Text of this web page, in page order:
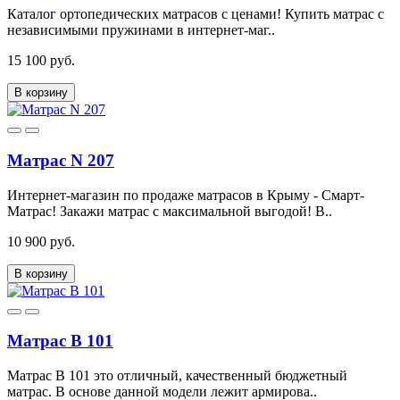
Каталог ортопедических матрасов с ценами! Купить матрас с
независимыми пружинами в интернет-маг..
15 100 руб.
В корзину
Матрас N 207
Интернет-магазин по продаже матрасов в Крыму - Смарт-
Матрас! Закажи матрас с максимальной выгодой! В..
10 900 руб.
В корзину
Матрас В 101
Матрас В 101 это отличный, качественный бюджетный
матрас. В основе данной модели лежит армирова..